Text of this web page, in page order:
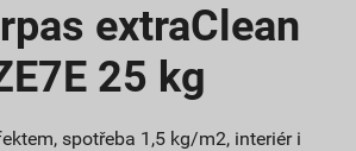
extraClean
25 kg
spotřeba 1,5 kg/m2, interiér i